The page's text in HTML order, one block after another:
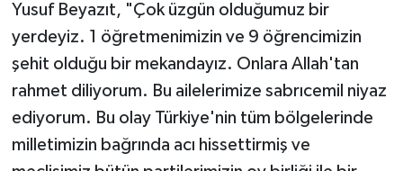
Yusuf Beyazıt, "Çok üzgün olduğumuz bir
yerdeyiz. 1 öğretmenimizin ve 9 öğrencimizin
şehit olduğu bir mekandayız. Onlara Allah'tan
rahmet diliyorum. Bu ailelerimize sabrıcemil niyaz
ediyorum. Bu olay Türkiye'nin tüm bölgelerinde
milletimizin bağrında acı hissettirmiş ve